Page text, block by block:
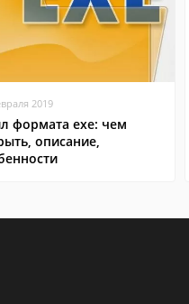
2019
формата exe: чем
описание,